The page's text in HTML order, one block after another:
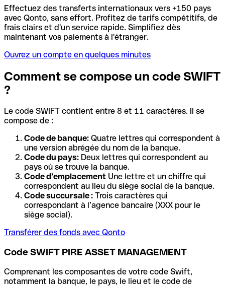
Effectuez des transferts internationaux vers +150 pays
avec Qonto, sans effort. Profitez de tarifs compétitifs, de
frais clairs et d'un service rapide. Simplifiez dès
maintenant vos paiements à l'étranger.
Ouvrez un compte en quelques minutes
Comment se compose un code SWIFT
?
Le code SWIFT contient entre 8 et 11 caractères. Il se
compose de :
Code de banque: Quatre lettres qui correspondent à
une version abrégée du nom de la banque.
Code du pays: Deux lettres qui correspondent au
pays où se trouve la banque.
Code d’emplacement Une lettre et un chiffre qui
correspondent au lieu du siège social de la banque.
Code succursale : Trois caractères qui
correspondant à l’agence bancaire (XXX pour le
siège social).
Transférer des fonds avec Qonto
Code SWIFT PIRE ASSET MANAGEMENT
Comprenant les composantes de votre code Swift,
notamment la banque, le pays, le lieu et le code de